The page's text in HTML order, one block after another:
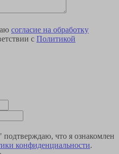
согласие на обработку
с Политикой
что я ознакомлен
конфиденциальности.